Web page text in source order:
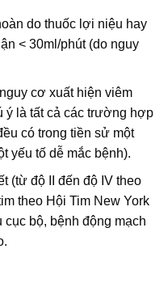
do thuốc lợi niệu hay
< 30ml/phút (do nguy
cơ xuất hiện viêm
ý là tất cả các trường hợp
có trong tiền sử một
yếu tố dễ mắc bệnh).
(từ độ II đến độ IV theo
theo Hội Tim New York
bộ, bệnh động mạch